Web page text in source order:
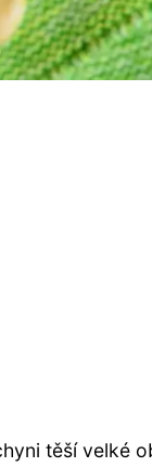
těší velké